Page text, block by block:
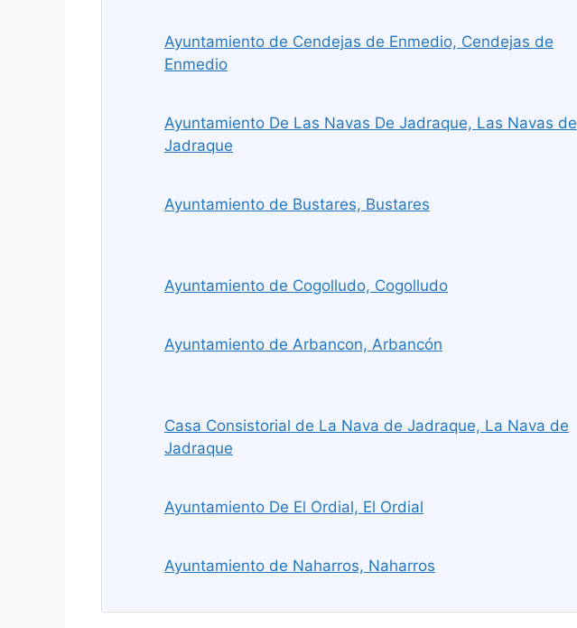
Ayuntamiento de Cendejas de Enmedio, Cendejas de
Enmedio
Ayuntamiento De Las Navas De Jadraque, Las Navas de
Jadraque
Ayuntamiento de Bustares, Bustares
Ayuntamiento de Cogolludo, Cogolludo
Ayuntamiento de Arbancon, Arbancón
Casa Consistorial de La Nava de Jadraque, La Nava de
Jadraque
Ayuntamiento De El Ordial, El Ordial
Ayuntamiento de Naharros, Naharros